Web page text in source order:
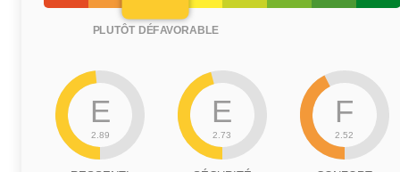
PLUTÔT DÉFAVORABLE
E
2.89
E
2.73
F
2.52